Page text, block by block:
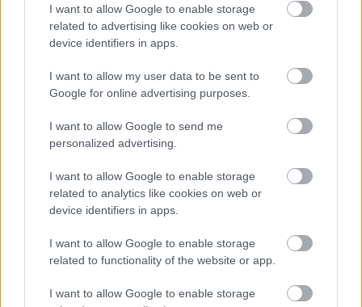
I want to allow Google to enable storage
related to advertising like cookies on web or
device identifiers in apps.
I want to allow my user data to be sent to
Google for online advertising purposes.
I want to allow Google to send me
personalized advertising.
I want to allow Google to enable storage
related to analytics like cookies on web or
device identifiers in apps.
I want to allow Google to enable storage
related to functionality of the website or app.
I want to allow Google to enable storage
Βαθμολογήθηκε με 0από 5
Το παιχνίδι παίζεται από δύο αντίπαλες ομάδες. Όλοι στέκονται
στα τέσσερα. Οι σκύλοι κυνηγούν τις γάτες. Στο κέντρο χαράζουμε
Καλημέρα
Βαθμολογήθηκε με
από 5
Η Αγέλη σχηματίζει κύκλο. Ένα Λυκόπουλο βρίσκεται έξω από
τον κύκλο και γυρίζει γύρω από αυτόν. Όταν αγγίξει ένα άλλο
Ο κύκλος των συστάσεων
Βαθμολογήθηκε με0από 5